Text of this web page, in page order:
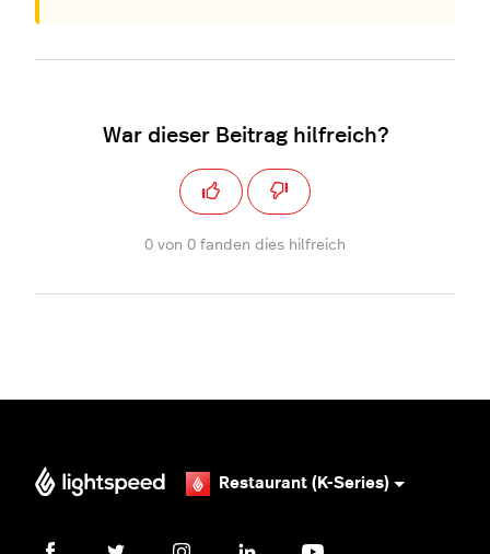
War dieser Beitrag hilfreich?
0 von 0 fanden dies hilfreich
Restaurant (K-Series)